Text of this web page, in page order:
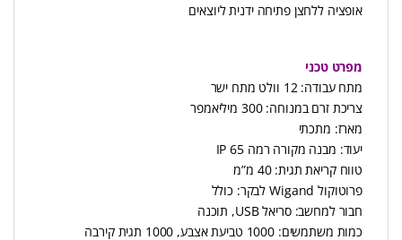
אופציה ללחצן פתיחה ידנית ליוצאים
מפרט טכני
מתח עבודה: 12 וולט מתח ישר
צריכת זרם במנוחה: 300 מיליאמפר
מארז: מתכתי
יעוד: מבנה מקורה רמה 65 IP
טווח קריאת תגית: 40 מ”מ
פרוטוקול Wigand לבקר: כולל
חבור למחשב: סריאל USB, תוכנה
כמות משתמשים: 1000 טביעת אצבע, 1000 תגית קירבה